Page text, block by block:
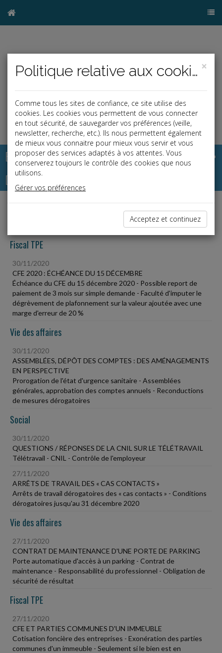
Base documentaire
Dépêches
Liste des dernières dépêches
Fiscal TPE
30/11/2020
CFE 2020 : ÉCHÉANCE DU 15 DÉCEMBRE
Échéance du CFE du 15 décembre 2020 - Possible report de
paiement de 3 mois sur simple demande - Faculté d'imputer le
dégrèvement de plafonnement sur la valeur ajoutée avec une
marge d'erreur de 20 %
Vie des affaires
30/11/2020
ASSEMBLÉES, DÉPÔT DES COMPTES : DES AMÉNAGEMENTS
EN PERSPECTIVE
Prorogation de l'état d'urgence sanitaire - Assemblées
générales, approbation des comptes annuels - Reconductions
de mesures dérogatoires
Social
30/11/2020
QUESTIONS / RÉPONSES DE LA CNIL SUR LE TÉLÉTRAVAIL
Télétravail - CNIL - Contrôle de l'employeur
27/11/2020
ARRÊTS DE TRAVAIL DES « CAS CONTACTS »
Arrêts de travail dérogatoires des « cas contacts » - Conditions
dérogatoires jusqu'au 31 décembre 2020
Vie des affaires
27/11/2020
CONTRAT DE MAINTENANCE D'UNE PORTE DE PARKING
Porte automatique d'accès à un parking - Contrat de
maintenance - Responsabilité du professionnel - Obligation de
sécurité de résultat
Fiscal TPE
27/11/2020
CFE ET PARTIES COMMUNES D'UN IMMEUBLE
Cotisation foncière des entreprises - Exonération des parties
communes d'un immeuble - Seulement si le bien est en
×
Politique relative aux cookies
Comme tous les sites de confiance, ce site utilise des
cookies. Les cookies vous permettent de vous connecter
en tout sécurité, de sauvegarder vos préférences (veille,
newsletter, recherche, etc.). Ils nous permettent également
de mieux vous connaitre pour mieux vous servir et vous
proposer des services adaptés à vos attentes. Vous
conserverez toujours le contrôle des cookies que nous
utilisons.
Gérer vos préférences
Acceptez et continuez